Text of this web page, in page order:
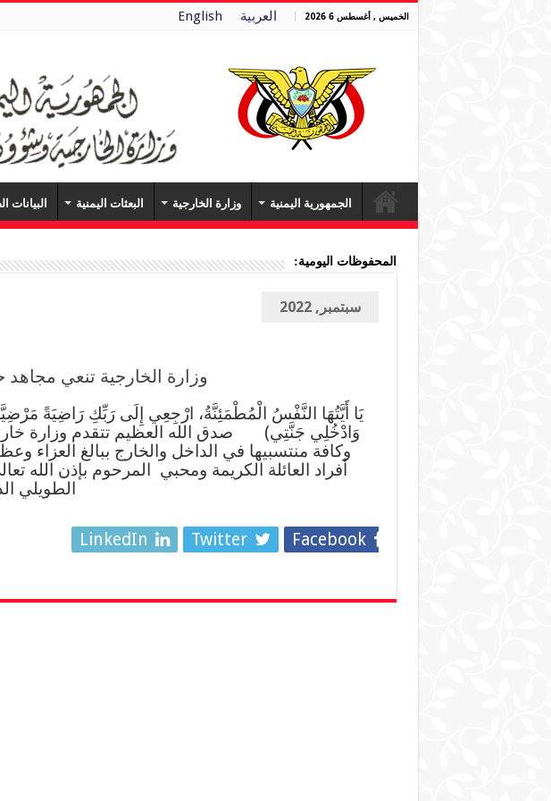
الخميس , أغسطس 6 2026 العربية English
الجمهورية اليمنية وزارة الخارجية البعثات اليمنية البيانات
المحفوظات اليومية:
سبتمبر, 2022
وزارة الخارجية تنعي
يَا أَيَّتُهَا النَّفْسُ الْمُطْمَئِنَّةُ، ارْجِعِي إِلَى رَبِّكِ رَاضِيَةً
وَادْخُلِي جَنَّتِي) صدق الله العظيم تتقدم وزارة
وكافة منتسبيها في الداخل والخارج ببالغ العزاء
أفراد العائلة الكريمة ومحبي المرحوم بإذن الله
الطويلي
Facebook
Twitter
LinkedIn